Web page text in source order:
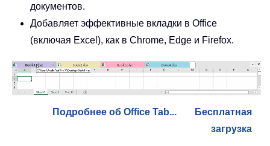
документов.
Добавляет эффективные вкладки в Office
(включая Excel), как в Chrome, Edge и Firefox.
Подробнее об Office Tab...
Бесплатная
загрузка